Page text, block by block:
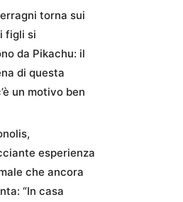
torna sui
figli si
da Pikachu: il
di questa
un motivo ben
esperienza
che ancora
“In casa